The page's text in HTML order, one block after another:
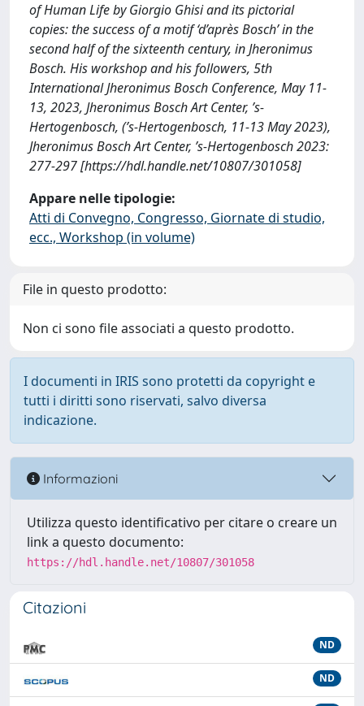
of Human Life by Giorgio Ghisi and its pictorial
copies: the success of a motif ‘d’après Bosch’ in the
second half of the sixteenth century, in Jheronimus
Bosch. His workshop and his followers, 5th
International Jheronimus Bosch Conference, May 11-
13, 2023, Jheronimus Bosch Art Center, ’s-
Hertogenbosch, (’s-Hertogenbosch, 11-13 May 2023),
Jheronimus Bosch Art Center, ’s-Hertogenbosch 2023:
277-297 [https://hdl.handle.net/10807/301058]
Appare nelle tipologie:
Atti di Convegno, Congresso, Giornate di studio,
ecc., Workshop (in volume)
File in questo prodotto:
Non ci sono file associati a questo prodotto.
I documenti in IRIS sono protetti da copyright e
tutti i diritti sono riservati, salvo diversa
indicazione.
Informazioni
Utilizza questo identificativo per citare o creare un
link a questo documento:
https://hdl.handle.net/10807/301058
Citazioni
ND
ND